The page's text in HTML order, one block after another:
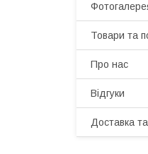
Товари та
Про нас
Відгуки
Доставка